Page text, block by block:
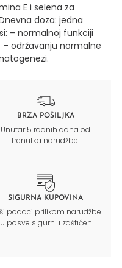
E i selena za
doza: jedna
– normalnoj funkciji
– održavanju normalne
BRZA POŠILJKA
Unutar 5 radnih dana od
trenutka narudžbe.
SIGURNA KUPOVINA
podaci prilikom narudžbe
posve sigurni i zaštićeni.